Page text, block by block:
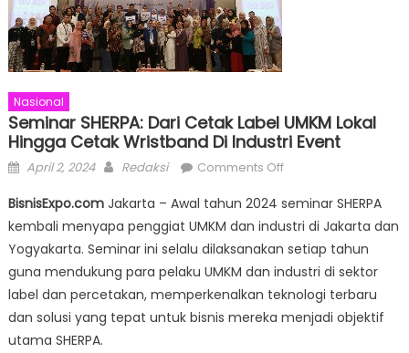
Nasional
Seminar SHERPA: Dari Cetak Label UMKM Lokal
Hingga Cetak Wristband Di Industri Event
Posted
April 2, 2024 Author
Redaksi Comments Offon
SHERPA:
Dari
Cetak
Label
UMKM
Lokal
BisnisExpo.comJakarta – Awal tahun 2024 seminar SHERPA
kembali menyapa penggiat UMKM dan industri di Jakarta dan
Yogyakarta. Seminar ini selalu dilaksanakan setiap tahun
guna mendukung para pelaku UMKM dan industri di sektor
label dan percetakan, memperkenalkan teknologi terbaru
dan solusi yang tepat untuk bisnis mereka menjadi objektif
utama SHERPA.